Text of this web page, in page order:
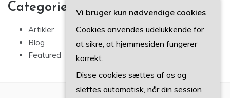
Categories
Artikler
Blog
Featured
Vi bruger kun nødvendige cookies
Cookies anvendes udelukkende for
at sikre, at hjemmesiden fungerer
korrekt.
Disse cookies sættes af os og
slettes automatisk, når din session